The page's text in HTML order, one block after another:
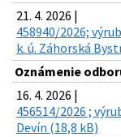
21. 4. 2026 |
458940/2026;
k. ú. Záhorská
Oznámenie
16. 4. 2026 |
456514/2026 ;
Devín (18,8 kB)